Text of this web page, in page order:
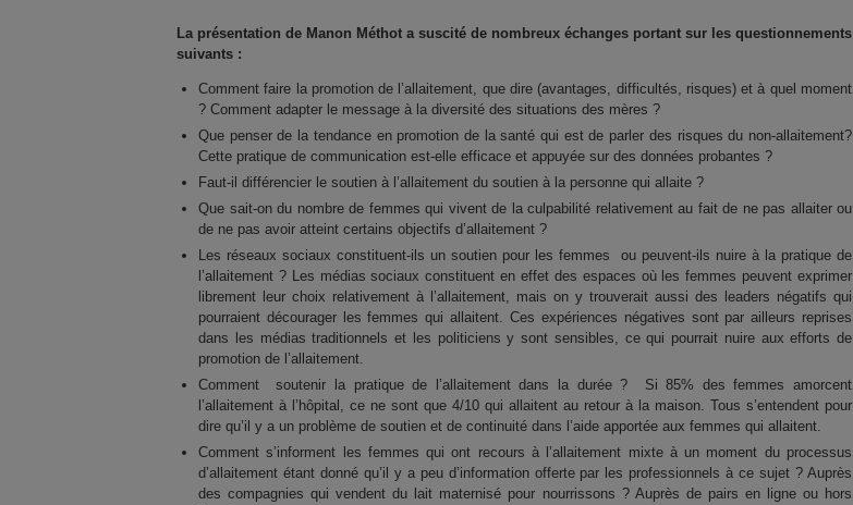
La présentation de Manon Méthot a suscité de nombreux échanges portant sur les questionnements
suivants :
Comment faire la promotion de l’allaitement, que dire (avantages, difficultés, risques) et à quel moment
? Comment adapter le message à la diversité des situations des mères ?
Que penser de la tendance en promotion de la santé qui est de parler des risques du non-allaitement?
Cette pratique de communication est-elle efficace et appuyée sur des données probantes ?
Faut-il différencier le soutien à l’allaitement du soutien à la personne qui allaite ?
Que sait-on du nombre de femmes qui vivent de la culpabilité relativement au fait de ne pas allaiter ou
de ne pas avoir atteint certains objectifs d’allaitement ?
Les réseaux sociaux constituent-ils un soutien pour les femmes ou peuvent-ils nuire à la pratique de
l’allaitement ? Les médias sociaux constituent en effet des espaces où les femmes peuvent exprimer
librement leur choix relativement à l’allaitement, mais on y trouverait aussi des leaders négatifs qui
pourraient décourager les femmes qui allaitent. Ces expériences négatives sont par ailleurs reprises
dans les médias traditionnels et les politiciens y sont sensibles, ce qui pourrait nuire aux efforts de
promotion de l’allaitement.
Comment soutenir la pratique de l’allaitement dans la durée ? Si 85% des femmes amorcent
l’allaitement à l’hôpital, ce ne sont que 4/10 qui allaitent au retour à la maison. Tous s’entendent pour
dire qu’il y a un problème de soutien et de continuité dans l’aide apportée aux femmes qui allaitent.
Comment s’informent les femmes qui ont recours à l’allaitement mixte à un moment du processus
d’allaitement étant donné qu’il y a peu d’information offerte par les professionnels à ce sujet ? Auprès
des compagnies qui vendent du lait maternisé pour nourrissons ? Auprès de pairs en ligne ou hors